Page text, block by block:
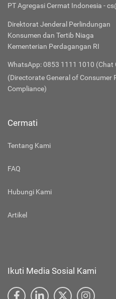
PT Agregasi Cermat Indonesia -
Direktorat Jenderal Perlindungan
Konsumen dan Tertib Niaga
Kementerian Perdagangan RI
WhatsApp: 0853 1111 1010 (Chat
(Directorate General of Consumer
Compliance)
Cermati
Tentang Kami
FAQ
Hubungi Kami
Artikel
Ikuti Media Sosial Kami